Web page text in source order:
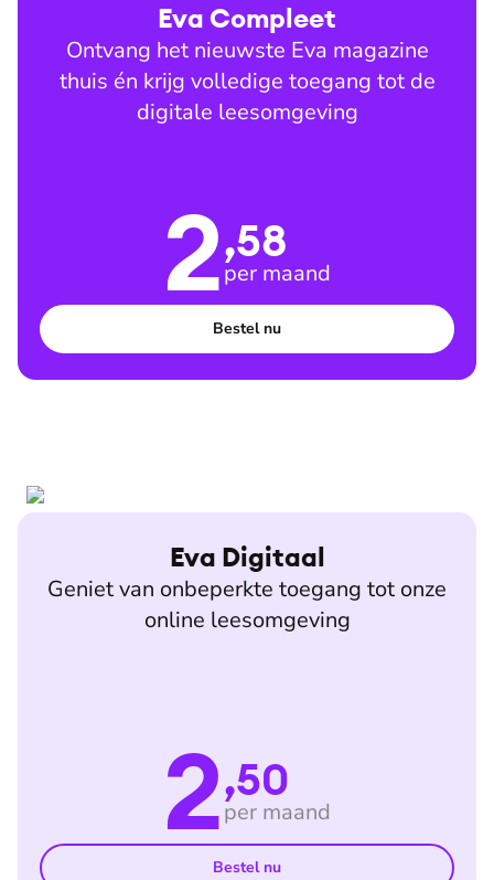
Eva Compleet
Ontvang het nieuwste Eva magazine
thuis én krijg volledige toegang tot de
digitale leesomgeving
2,58
per maand
Bestel nu
Eva Digitaal
Geniet van onbeperkte toegang tot onze
online leesomgeving
2,50
per maand
Bestel nu